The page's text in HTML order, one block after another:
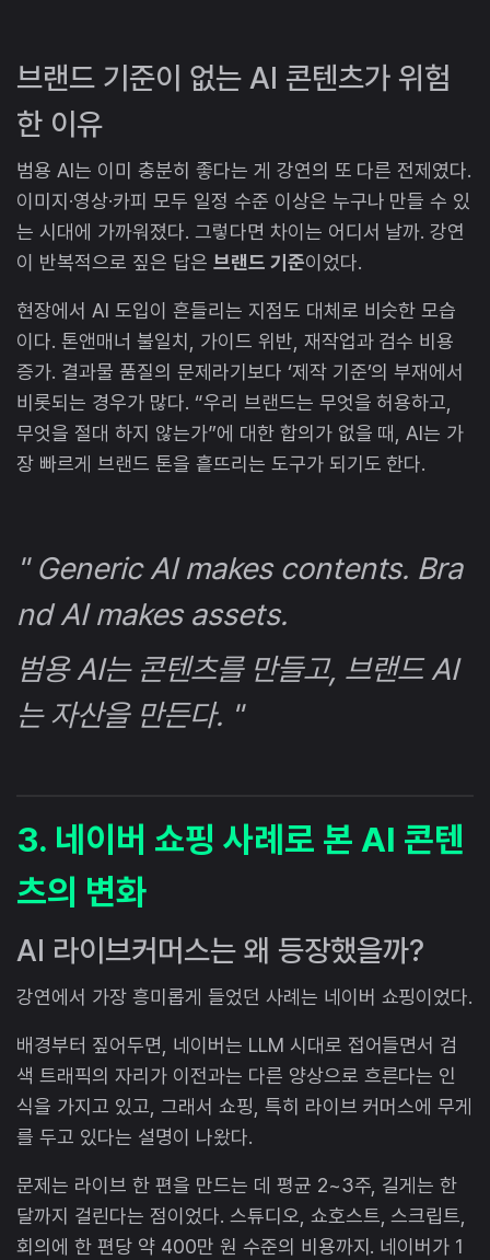
브랜드 기준이 없는 AI 콘텐츠가 위험
한 이유
범용 AI는 이미 충분히 좋다는 게 강연의 또 다른 전제였다.
이미지·영상·카피 모두 일정 수준 이상은 누구나 만들 수 있
는 시대에 가까워졌다. 그렇다면 차이는 어디서 날까. 강연
이 반복적으로 짚은 답은 브랜드 기준이었다.
현장에서 AI 도입이 흔들리는 지점도 대체로 비슷한 모습
이다. 톤앤매너 불일치, 가이드 위반, 재작업과 검수 비용
증가. 결과물 품질의 문제라기보다 ‘제작 기준’의 부재에서
비롯되는 경우가 많다. “우리 브랜드는 무엇을 허용하고,
무엇을 절대 하지 않는가”에 대한 합의가 없을 때, AI는 가
장 빠르게 브랜드 톤을 흩뜨리는 도구가 되기도 한다.
" Generic AI makes contents. Bra
nd AI makes assets.
범용 AI는 콘텐츠를 만들고, 브랜드 AI
는 자산을 만든다. "
3. 네이버 쇼핑 사례로 본 AI 콘텐
츠의 변화
AI 라이브커머스는 왜 등장했을까?
강연에서 가장 흥미롭게 들었던 사례는 네이버 쇼핑이었다.
배경부터 짚어두면, 네이버는 LLM 시대로 접어들면서 검
색 트래픽의 자리가 이전과는 다른 양상으로 흐른다는 인
식을 가지고 있고, 그래서 쇼핑, 특히 라이브 커머스에 무게
를 두고 있다는 설명이 나왔다.
문제는 라이브 한 편을 만드는 데 평균 2~3주, 길게는 한
달까지 걸린다는 점이었다. 스튜디오, 쇼호스트, 스크립트,
회의에 한 편당 약 400만 원 수준의 비용까지. 네이버가 1